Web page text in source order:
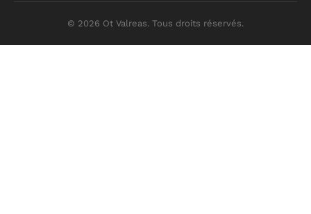
© 2026 Ot Valreas. Tous droits réservés.